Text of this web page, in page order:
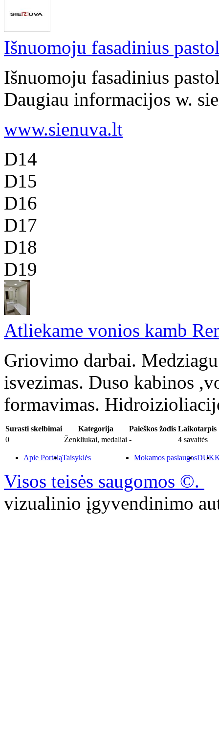
Išnuomoju fasadinius
Išnuomoju fasadinius
Daugiau informacijos w.
www.sienuva.lt
D14
D15
D16
D17
D18
D19
Atliekame vonios kamb
Griovimo darbai.
isvezimas. Duso kabinos
formavimas.
Surasti skelbimai Kategorija Paieškos žodis Laikotarpis
0
Ženkliukai, medaliai - 4 savaitės
Apie PortaląTaisyklės Mokamos paslaugosDUK
Visos teisės saugomos ©.
vizualinio įgyvendinimo